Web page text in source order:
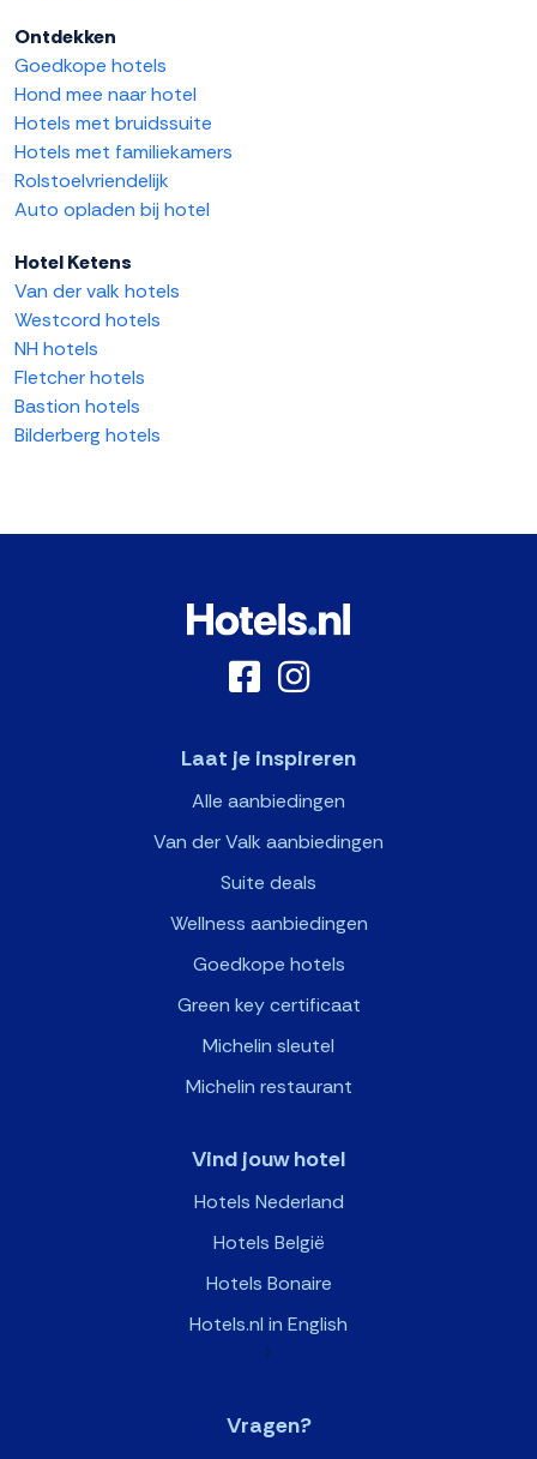
Ontdekken
Goedkope hotels
Hond mee naar hotel
Hotels met bruidssuite
Hotels met familiekamers
Rolstoelvriendelijk
Auto opladen bij hotel
Hotel Ketens
Van der valk hotels
Westcord hotels
NH hotels
Fletcher hotels
Bastion hotels
Bilderberg hotels
Laat je inspireren
Alle aanbiedingen
Van der Valk aanbiedingen
Suite deals
Wellness aanbiedingen
Goedkope hotels
Green key certificaat
Michelin sleutel
Michelin restaurant
Vind jouw hotel
Hotels Nederland
Hotels België
Hotels Bonaire
Hotels.nl in English
>
Vragen?